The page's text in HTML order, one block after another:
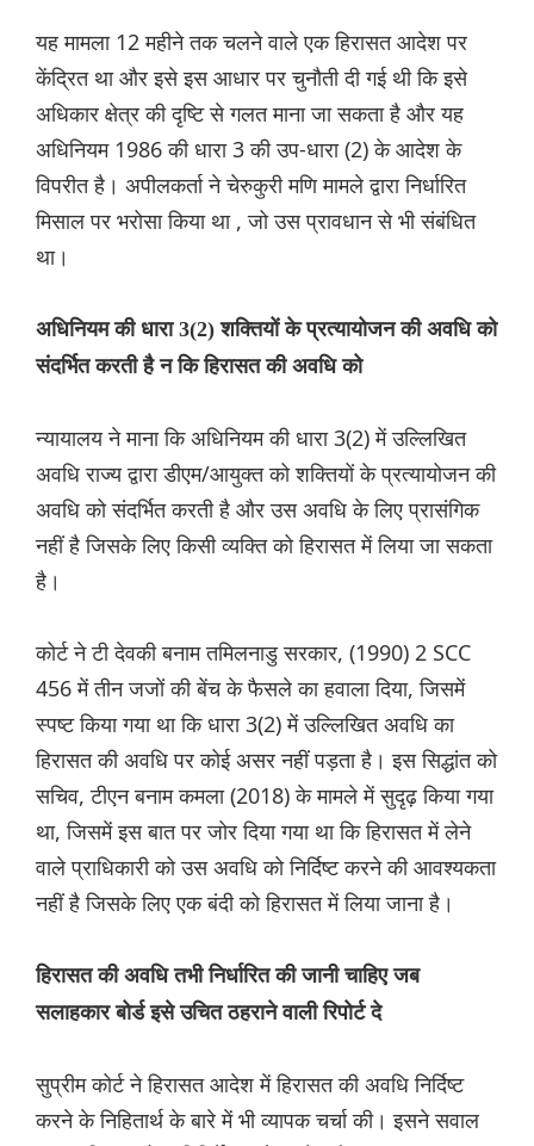
यह मामला 12 महीने तक चलने वाले एक हिरासत आदेश पर
केंद्रित था और इसे इस आधार पर चुनौती दी गई थी कि इसे
अधिकार क्षेत्र की दृष्टि से गलत माना जा सकता है और यह
अधिनियम 1986 की धारा 3 की उप-धारा (2) के आदेश के
विपरीत है। अपीलकर्ता ने चेरुकुरी मणि मामले द्वारा निर्धारित
मिसाल पर भरोसा किया था , जो उस प्रावधान से भी संबंधित
था।
अधिनियम की धारा 3(2) शक्तियों के प्रत्यायोजन की अवधि को
संदर्भित करती है न कि हिरासत की अवधि को
न्यायालय ने माना कि अधिनियम की धारा 3(2) में उल्लिखित
अवधि राज्य द्वारा डीएम/आयुक्त को शक्तियों के प्रत्यायोजन की
अवधि को संदर्भित करती है और उस अवधि के लिए प्रासंगिक
नहीं है जिसके लिए किसी व्यक्ति को हिरासत में लिया जा सकता
है।
कोर्ट ने टी देवकी बनाम तमिलनाडु सरकार, (1990) 2 SCC
456 में तीन जजों की बेंच के फैसले का हवाला दिया, जिसमें
स्पष्ट किया गया था कि धारा 3(2) में उल्लिखित अवधि का
हिरासत की अवधि पर कोई असर नहीं पड़ता है। इस सिद्धांत को
सचिव, टीएन बनाम कमला (2018) के मामले में सुदृढ़ किया गया
था, जिसमें इस बात पर जोर दिया गया था कि हिरासत में लेने
वाले प्राधिकारी को उस अवधि को निर्दिष्ट करने की आवश्यकता
नहीं है जिसके लिए एक बंदी को हिरासत में लिया जाना है।
हिरासत की अवधि तभी निर्धारित की जानी चाहिए जब
सलाहकार बोर्ड इसे उचित ठहराने वाली रिपोर्ट दे
सुप्रीम कोर्ट ने हिरासत आदेश में हिरासत की अवधि निर्दिष्ट
करने के निहितार्थ के बारे में भी व्यापक चर्चा की। इसने सवाल